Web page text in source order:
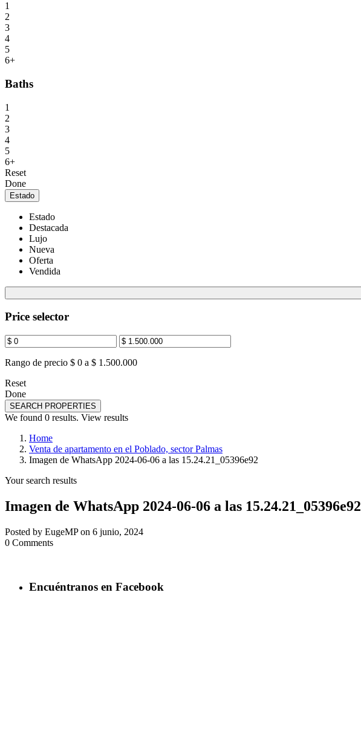
1
2
3
4
5
6+
Baths
1
2
3
4
5
6+
Reset
Done
Estado
Estado
Destacada
Lujo
Nueva
Oferta
Vendida
Price selector
Rango de precio $ 0 a $ 1.500.000
Reset
Done
SEARCH PROPERTIES
We found 0 results. View results
Home
Venta de apartamento en el Poblado, sector Palmas
Imagen de WhatsApp 2024-06-06 a las 15.24.21_05396e92
Your search results
Imagen de WhatsApp 2024-06-06 a las 15.24.21_05396e92
Posted by EugeMP on 6 junio, 2024
0 Comments
Encuéntranos en Facebook